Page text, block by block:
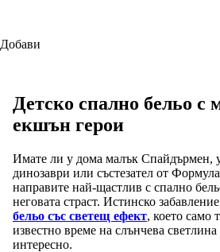
Добави
Детско спално бельо с
екшън герои
Имате ли у дома малък Спайдърмен,
динозаври или състезател от
направите най-щастлив с спално
неговата страст. Истинско
бельо със светещ ефект, което само
известно време на слънчева
интересно.